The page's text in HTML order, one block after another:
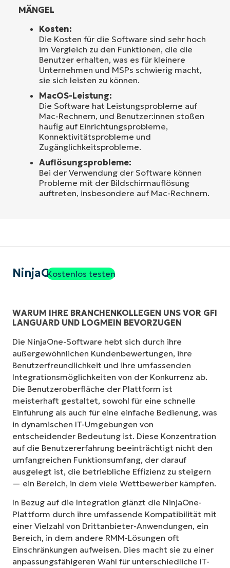
MÄNGEL
Kosten:
Die Kosten für die Software sind sehr hoch
im Vergleich zu den Funktionen, die die
Benutzer erhalten, was es für kleinere
Unternehmen und MSPs schwierig macht,
sie sich leisten zu können.
MacOS-Leistung:
Die Software hat Leistungsprobleme auf
Mac-Rechnern, und Benutzer:innen stoßen
häufig auf Einrichtungsprobleme,
Konnektivitätsprobleme und
Zugänglichkeitsprobleme.
Auflösungsprobleme:
Bei der Verwendung der Software können
Probleme mit der Bildschirmauflösung
auftreten, insbesondere auf Mac-Rechnern.
NinjaOneKostenlos testen
WARUM IHRE BRANCHENKOLLEGEN UNS VOR GFI
LANGUARD UND LOGMEIN BEVORZUGEN
Die NinjaOne-Software hebt sich durch ihre
außergewöhnlichen Kundenbewertungen, ihre
Benutzerfreundlichkeit und ihre umfassenden
Integrationsmöglichkeiten von der Konkurrenz ab.
Die Benutzeroberfläche der Plattform ist
meisterhaft gestaltet, sowohl für eine schnelle
Einführung als auch für eine einfache Bedienung, was
in dynamischen IT-Umgebungen von
entscheidender Bedeutung ist. Diese Konzentration
auf die Benutzererfahrung beeinträchtigt nicht den
umfangreichen Funktionsumfang, der darauf
ausgelegt ist, die betriebliche Effizienz zu steigern
— ein Bereich, in dem viele Wettbewerber kämpfen.
In Bezug auf die Integration glänzt die NinjaOne-
Plattform durch ihre umfassende Kompatibilität mit
einer Vielzahl von Drittanbieter-Anwendungen, ein
Bereich, in dem andere RMM-Lösungen oft
Einschränkungen aufweisen. Dies macht sie zu einer
anpassungsfähigeren Wahl für unterschiedliche IT-